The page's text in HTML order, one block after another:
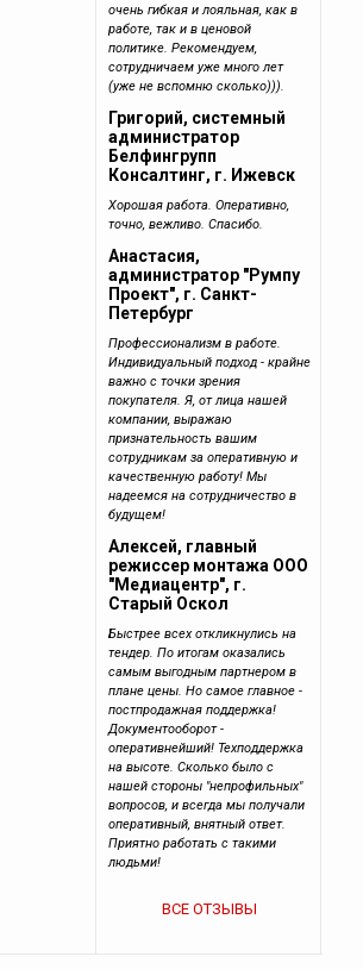
очень гибкая и лояльная, как в
работе, так и в ценовой
политике. Рекомендуем,
сотрудничаем уже много лет
(уже не вспомню сколько))).
Григорий, системный
администратор
Белфингрупп
Консалтинг, г. Ижевск
Хорошая работа. Оперативно,
точно, вежливо. Спасибо.
Анастасия,
администратор "Румпу
Проект", г. Санкт-
Петербург
Профессионализм в работе.
Индивидуальный подход - крайне
важно с точки зрения
покупателя. Я, от лица нашей
компании, выражаю
признательность вашим
сотрудникам за оперативную и
качественную работу! Мы
надеемся на сотрудничество в
будущем!
Алексей, главный
режиссер монтажа ООО
"Медиацентр", г.
Старый Оскол
Быстрее всех откликнулись на
тендер. По итогам оказались
самым выгодным партнером в
плане цены. Но самое главное -
постпродажная поддержка!
Документооборот -
оперативнейший! Техподдержка
на высоте. Сколько было с
нашей стороны "непрофильных"
вопросов, и всегда мы получали
оперативный, внятный ответ.
Приятно работать с такими
людьми!
ВСЕ ОТЗЫВЫ